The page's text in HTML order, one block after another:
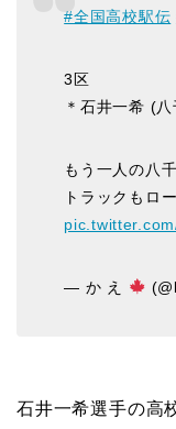
#全国高校駅伝
3区
＊石井一希 (
もう一人の八
トラックもロ
— か え
石井一希選手の高